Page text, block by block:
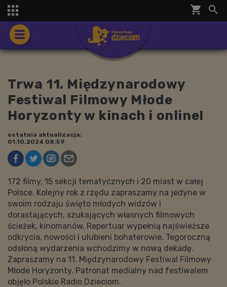
shopping_cart 

Trwa 11. Międzynarodowy
Festiwal Filmowy Młode
Horyzonty w kinach i online!
ostatnia aktualizacja:
01.10.2024 08:59
172 filmy, 15 sekcji tematycznych i 20 miast w całej
Polsce. Kolejny rok z rzędu zapraszamy na jedyne w
swoim rodzaju święto młodych widzów i
dorastających, szukających własnych filmowych
ścieżek, kinomanów. Repertuar wypełnią najświeższe
odkrycia, nowości i ulubieni bohaterowie. Tegoroczną
odsłoną wydarzenia wchodzimy w nową dekadę.
Zapraszamy na 11. Międzynarodowy Festiwal Filmowy
Młode Horyzonty. Patronat medialny nad festiwalem
objęło Polskie Radio Dzieciom.